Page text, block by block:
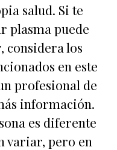
salud. Si te
plasma puede
considera los
en este
profesional de
información.
es diferente
variar, pero en